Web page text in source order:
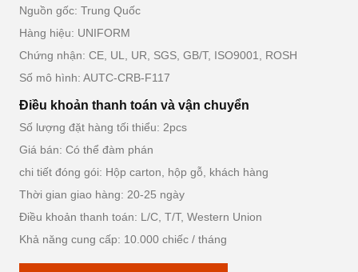
Nguồn gốc: Trung Quốc
Hàng hiệu: UNIFORM
Chứng nhận: CE, UL, UR, SGS, GB/T, ISO9001, ROSH
Số mô hình: AUTC-CRB-F117
Điều khoản thanh toán và vận chuyển
Số lượng đặt hàng tối thiểu: 2pcs
Giá bán: Có thể đàm phán
chi tiết đóng gói: Hộp carton, hộp gỗ, khách hàng
Thời gian giao hàng: 20-25 ngày
Điều khoản thanh toán: L/C, T/T, Western Union
Khả năng cung cấp: 10.000 chiếc / tháng